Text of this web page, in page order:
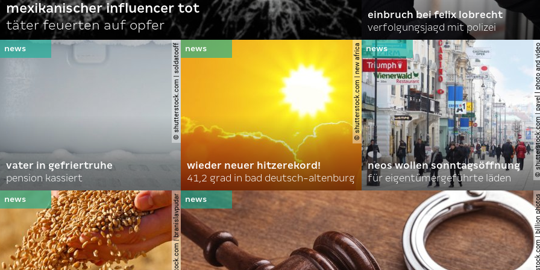
mexikanischer influencer tot
täter feuerten auf opfer
einbruch bei felix lobrecht
verfolgungsjagd mit polizei
© shutterstock.com | soldatooff
vater in gefriertruhe
pension kassiert
© shutterstock.com | new africa
wieder neuer hitzerekord!
41,2 grad in bad deutsch-altenburg
©
neos wollen sonntagsöffnung
für eigentümergeführte läden
©